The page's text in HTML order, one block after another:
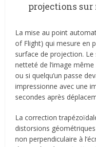
projections sur
La mise au point
of Flight) qui mesure en
surface de projection.
netteté de l’image
ou si quelqu’un passe
impressionne avec une
secondes après
La correction
distorsions
non perpendiculaire à